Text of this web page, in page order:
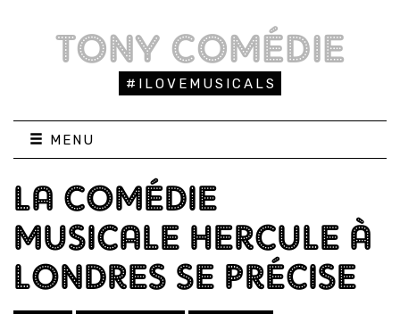
TONY COMÉDIE
#ILOVEMUSICALS
MENU
LA COMÉDIE
MUSICALE HERCULE À
LONDRES SE PRÉCISE